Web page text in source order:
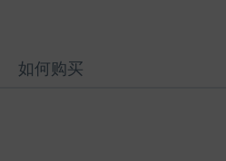
如何购买